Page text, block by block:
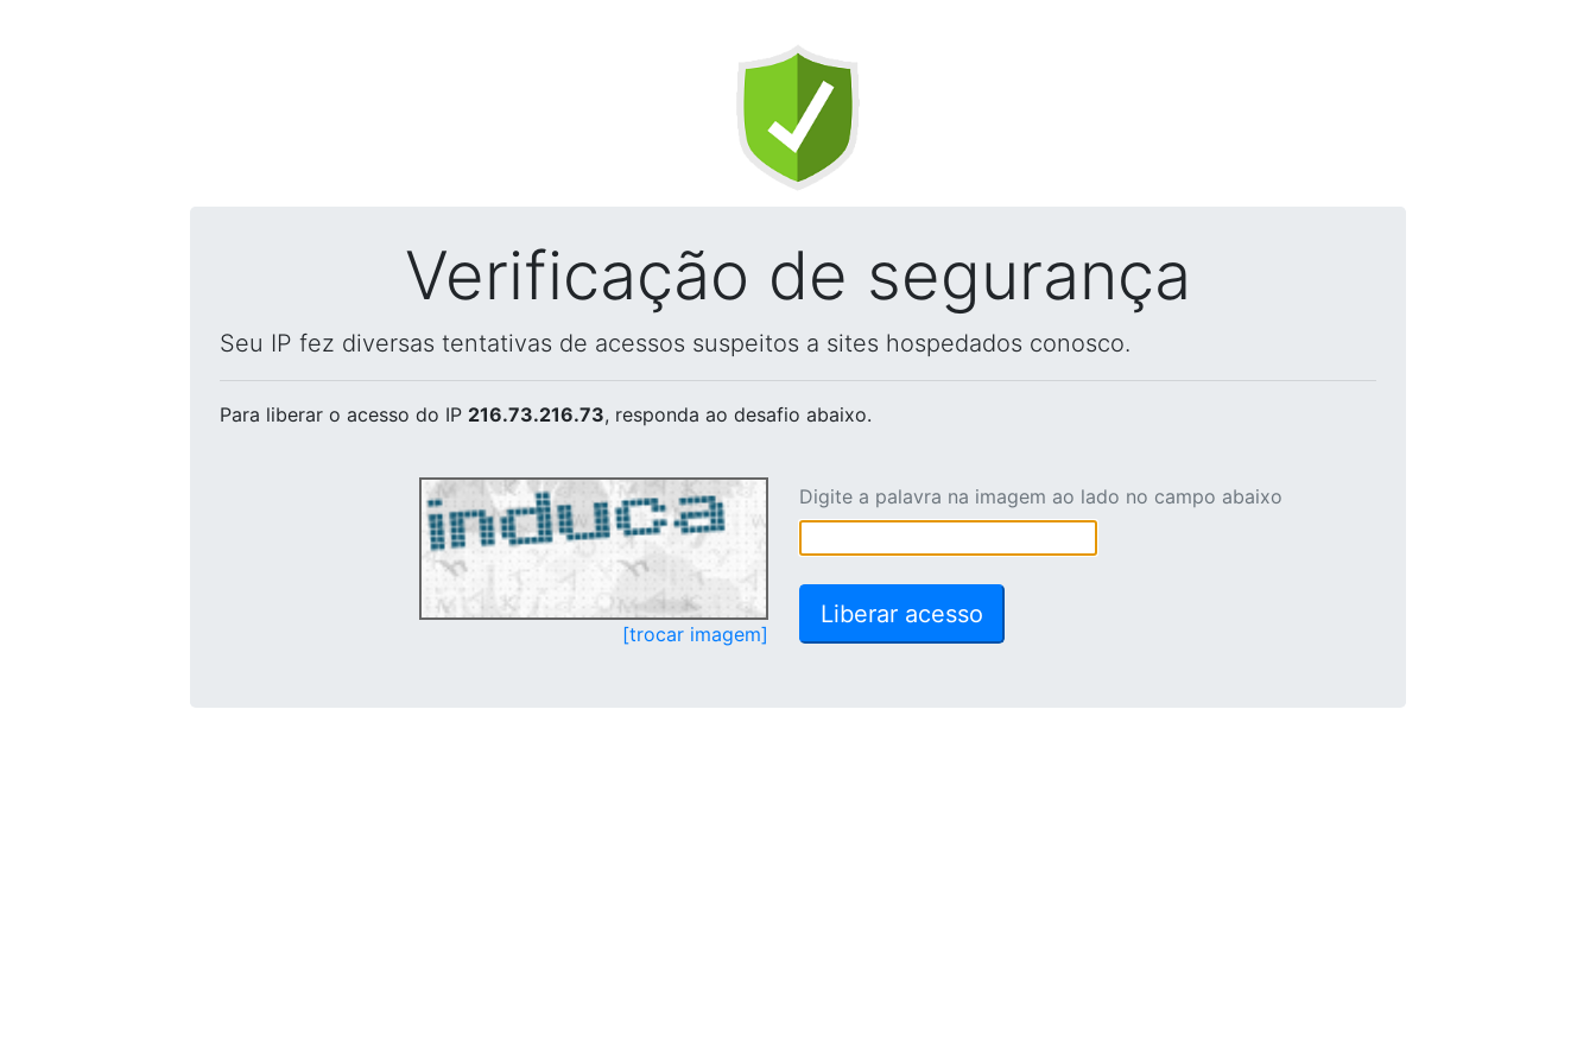
Verificação de segurança
Seu IP fez diversas tentativas de acessos suspeitos a sites hospedados conosco.
Para liberar o acesso do IP 216.73.216.73, responda ao desafio abaixo.
[trocar imagem]
Digite a palavra na imagem ao lado no campo abaixo